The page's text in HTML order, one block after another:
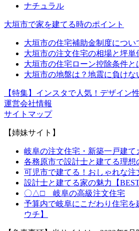
ナチュラル
大垣市で家を建てる時のポイント
大垣市の住宅補助金制度につい
大垣市の注文住宅の相場と坪単
大垣市の住宅ローン控除条件と
大垣市の地盤は？地震に負けな
【特集】インスタで人気！デザイン
運営会社情報
サイトマップ
【姉妹サイト】
岐阜の注文住宅・新築一戸建て
各務原市で設計士と建てる理想
可児市で建てる！おしゃれな注
設計士と建てる家の魅力【
〇△□ 岐阜の高級注文住宅
予算内で岐阜にこだわり住宅を
ウチ】